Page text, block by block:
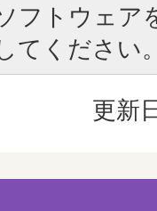
フトウェア
てください
更新